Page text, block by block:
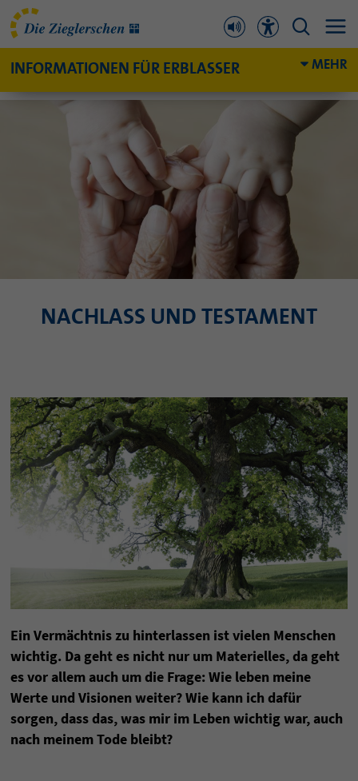
INFORMATIONEN FÜR ERBLASSER MEHR
NACHLASS UND TESTAMENT
Ein Vermächtnis zu hinterlassen ist vielen Menschen
wichtig. Da geht es nicht nur um Materielles, da geht
es vor allem auch um die Frage: Wie leben meine
Werte und Visionen weiter? Wie kann ich dafür
sorgen, dass das, was mir im Leben wichtig war, auch
nach meinem Tode bleibt?